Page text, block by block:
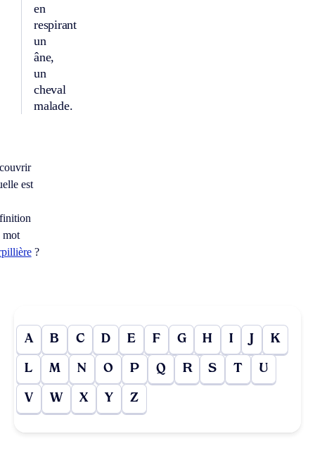
en
respirant
un
âne,
un
cheval
malade.
est
mot
?
A B C D E F G H I J K
L M N O P Q R S T U
V W X Y Z